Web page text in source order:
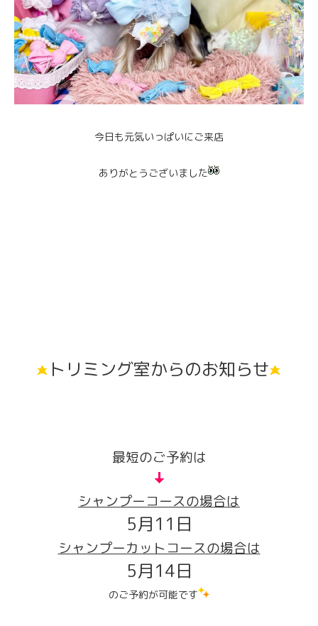
今日も元気いっぱいにご来店
ありがとうございました
トリミング室からのお知らせ
最短のご予約は
シャンプーコースの場合は
5月11日
シャンプーカットコースの場合は
5月14日
のご予約が可能です